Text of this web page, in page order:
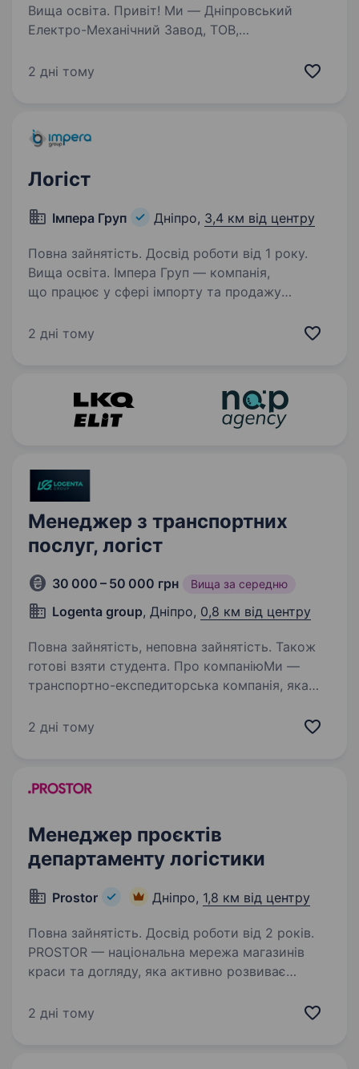
Вища освіта. Привіт! Ми — Дніпровський
Електро-Механічний Завод, ТОВ,
досвідом роботи та стабільною репутацією
2 дні тому
Логіст
Імпера Груп Дніпро, 3,4 км від центру
Повна зайнятість. Досвід роботи від 1 року.
Вища освіта. Імпера Груп — компанія,
що працює у сфері імпорту та продажу
Що потрібно робити: Контролювати роботу
2 дні тому
Менеджер з транспортних
послуг, логіст
30 000 – 50 000 грн Вища за середню
Logenta group, Дніпро, 0,8 км від центру
Повна зайнятість, неповна зайнятість. Також
готові взяти студента. Про компаніюМи —
транспортно-експедиторська компанія, яка
перевезень по Україні та міжнародних
2 дні тому
Менеджер проєктів
департаменту логістики
Prostor Дніпро, 1,8 км від центру
Повна зайнятість. Досвід роботи від 2 років.
PROSTOR — національна мережа магазинів
краси та догляду, яка активно розвиває
рішення для підвищення ефективності бізнесу.
2 дні тому